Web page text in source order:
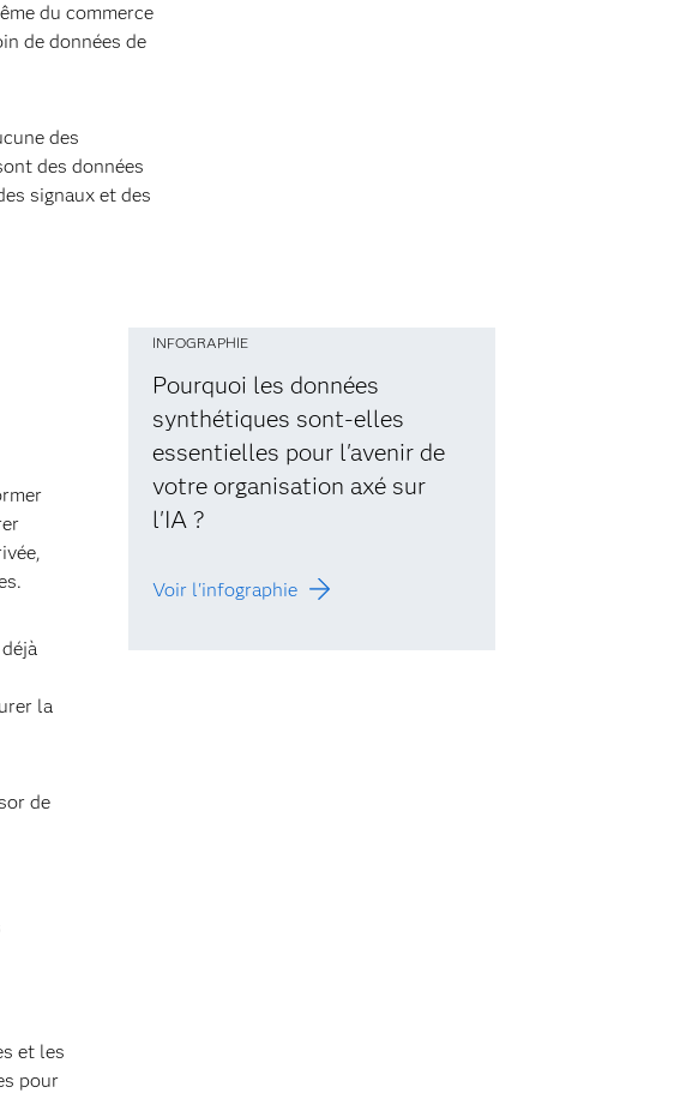
du commerce
de données de
des
des données
signaux et des
la
de
et les
pour
INFOGRAPHIE
Pourquoi les données
synthétiques sont-elles
essentielles pour l'avenir de
votre organisation axé sur
l'IA ?
Voir l'infographie